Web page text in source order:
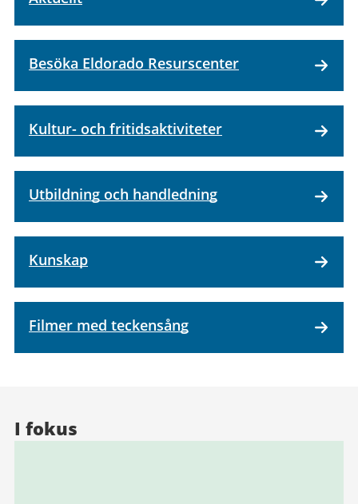
Besöka Eldorado Resurscenter
Kultur- och fritidsaktiviteter
Utbildning och handledning
Kunskap
Filmer med teckensång
I fokus